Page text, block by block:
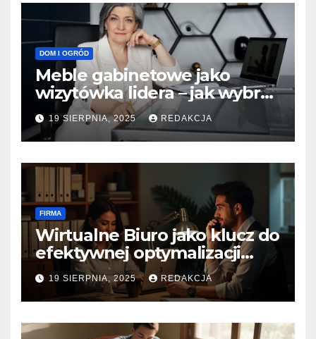
DOM I OGRÓD
Meble gabinetowe jako
wizytówka lidera – jak wybrać
wyposażenie gabinetu
prezesa, by podkreślić
profesjonalizm i styl?
19 SIERPNIA, 2025 REDAKCJA
FIRMA
Wirtualne Biuro jako klucz do
efektywnej optymalizacji
podatkowej
19 SIERPNIA, 2025 REDAKCJA